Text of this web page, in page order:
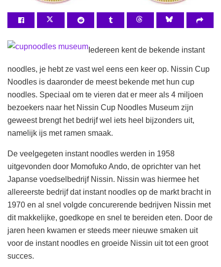
Iedereen kent de bekende instant
noodles, je hebt ze vast wel eens een keer op. Nissin Cup
Noodles is daaronder de meest bekende met hun cup
noodles. Speciaal om te vieren dat er meer als 4 miljoen
bezoekers naar het Nissin Cup Noodles Museum zijn
geweest brengt het bedrijf wel iets heel bijzonders uit,
namelijk ijs met ramen smaak.
De veelgegeten instant noodles werden in 1958
uitgevonden door Momofuko Ando, de oprichter van het
Japanse voedselbedrijf Nissin. Nissin was hiermee het
allereerste bedrijf dat instant noodles op de markt bracht in
1970 en al snel volgde concurerende bedrijven Nissin met
dit makkelijke, goedkope en snel te bereiden eten. Door de
jaren heen kwamen er steeds meer nieuwe smaken uit
voor de instant noodles en groeide Nissin uit tot een groot
succes.